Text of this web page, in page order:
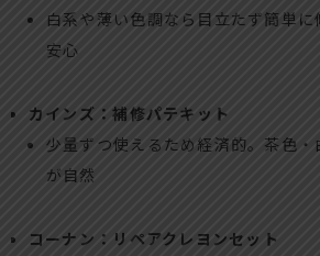
白系や薄い色調なら目立たず簡単に
安心
カインズ：補修パテキット
少量ずつ使えるため経済的。茶色・
が自然
コーナン：リペアクレヨンセット